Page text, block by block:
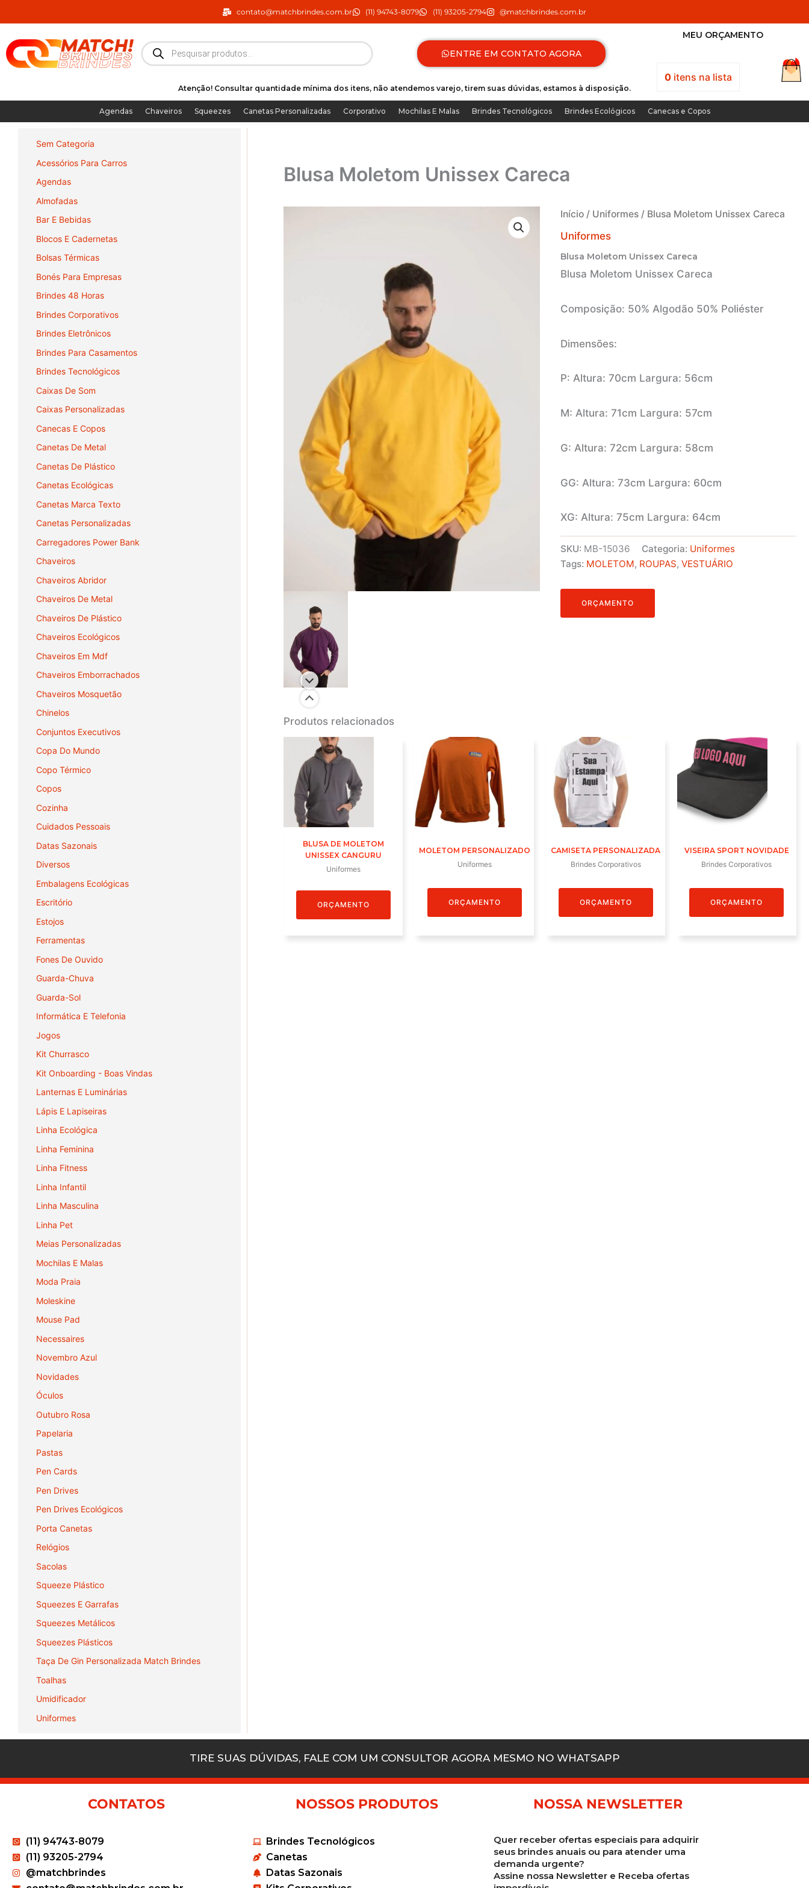
para
conteúdo
contato@matchbrindes.com.br (11) 94743-8079 (11) 93205-2794 @matchbrindes.com.br
Pesquisar
produtos
ENTRE EM CONTATO AGORA
MEU ORÇAMENTO
0itens na lista
Atenção! Consultar quantidade mínima dos itens, não atendemos varejo, tirem suas dúvidas, estamos à disposição.
Agendas Chaveiros Squeezes Canetas Personalizadas Corporativo Mochilas E Malas Brindes Tecnológicos Brindes Ecológicos Canecas e Copos
Sem Categoria
Acessórios Para Carros
Agendas
Almofadas
Bar E Bebidas
Blocos E Cadernetas
Bolsas Térmicas
Bonés Para Empresas
Brindes 48 Horas
Brindes Corporativos
Brindes Eletrônicos
Brindes Para Casamentos
Brindes Tecnológicos
Caixas De Som
Caixas Personalizadas
Canecas E Copos
Canetas De Metal
Canetas De Plástico
Canetas Ecológicas
Canetas Marca Texto
Canetas Personalizadas
Carregadores Power Bank
Chaveiros
Chaveiros Abridor
Chaveiros De Metal
Chaveiros De Plástico
Chaveiros Ecológicos
Chaveiros Em Mdf
Chaveiros Emborrachados
Chaveiros Mosquetão
Chinelos
Conjuntos Executivos
Copa Do Mundo
Copo Térmico
Copos
Cozinha
Cuidados Pessoais
Datas Sazonais
Diversos
Embalagens Ecológicas
Escritório
Estojos
Ferramentas
Fones De Ouvido
Guarda-Chuva
Guarda-Sol
Informática E Telefonia
Jogos
Kit Churrasco
Kit Onboarding - Boas Vindas
Lanternas E Luminárias
Lápis E Lapiseiras
Linha Ecológica
Linha Feminina
Linha Fitness
Linha Infantil
Linha Masculina
Linha Pet
Meias Personalizadas
Mochilas E Malas
Moda Praia
Moleskine
Mouse Pad
Necessaires
Novembro Azul
Novidades
Óculos
Outubro Rosa
Papelaria
Pastas
Pen Cards
Pen Drives
Pen Drives Ecológicos
Porta Canetas
Relógios
Sacolas
Squeeze Plástico
Squeezes E Garrafas
Squeezes Metálicos
Squeezes Plásticos
Taça De Gin Personalizada Match Brindes
Toalhas
Umidificador
Uniformes
Blusa Moletom Unissex Careca
Início / Uniformes / Blusa Moletom Unissex Careca
Uniformes
Blusa Moletom Unissex Careca
Blusa Moletom Unissex Careca
Composição: 50% Algodão 50% Poliéster
Dimensões:
P: Altura: 70cm Largura: 56cm
M: Altura: 71cm Largura: 57cm
G: Altura: 72cm Largura: 58cm
GG: Altura: 73cm Largura: 60cm
XG: Altura: 75cm Largura: 64cm
SKU: MB-15036 Categoria: Uniformes
Tags: MOLETOM, ROUPAS,VESTUÁRIO
ORÇAMENTO
Produtos relacionados
BLUSA DE MOLETOM
UNISSEX CANGURU
Uniformes
ORÇAMENTO
MOLETOM PERSONALIZADO
Uniformes
ORÇAMENTO
CAMISETA PERSONALIZADA
Brindes Corporativos
ORÇAMENTO
VISEIRA SPORT NOVIDADE
Brindes Corporativos
ORÇAMENTO
TIRE SUAS DÚVIDAS, FALE COM UM CONSULTOR AGORA MESMO NO WHATSAPP
CONTATOS
(11) 94743-8079
(11) 93205-2794
@matchbrindes
NOSSOS PRODUTOS
Brindes Tecnológicos
Canetas
Datas Sazonais
NOSSA NEWSLETTER
Quer receber ofertas especiais para adquirir
seus brindes anuais ou para atender uma
demanda urgente?
Assine nossa Newsletter e Receba ofertas